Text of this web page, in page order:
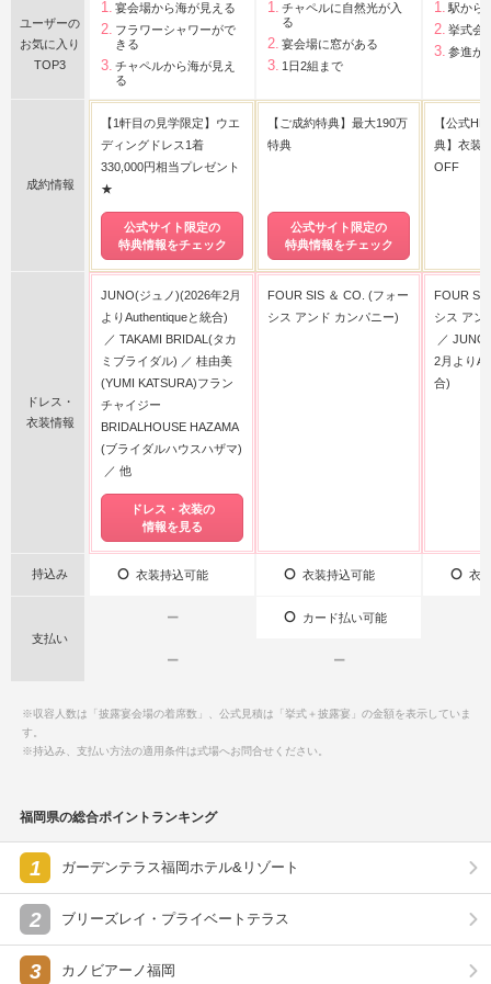
ユーザーの
お気に入り
TOP3
宴会場から海が見える
フラワーシャワーがで
きる
チャペルから海が見え
る
チャペルに自然光が入
る
宴会場に窓がある
1日2組まで
駅から
挙式会
参進が
成約情報
【1軒目の見学限定】ウエ
ディングドレス1着
330,000円相当プレゼント
★
公式サイト限定の
特典情報をチェック
【ご成約特典】最大190万
特典
公式サイト限定の
特典情報をチェック
【公式
典】衣装
OFF
ドレス・
衣装情報
JUNO(ジュノ)(2026年2月
よりAuthentiqueと統合)
TAKAMI BRIDAL(タカ
ミブライダル)
桂由美
(YUMI KATSURA)フラン
チャイジー
BRIDALHOUSE HAZAMA
(ブライダルハウスハザマ)
他
ドレス・衣装の
情報を見る
FOUR SIS ＆ CO. (フォー
シス アンド カンパニー)
FOUR
シス アン
2月より
合)
持込み 衣装持込可能 衣装持込可能 衣
支払い
ー カード払い可能
ー ー
※収容人数は「披露宴会場の着席数」、公式見積は「挙式＋披露宴」の金額を表示していま
す。
※持込み、支払い方法の適用条件は式場へお問合せください。
福岡県の総合ポイントランキング
1 ガーデンテラス福岡ホテル&リゾート
2 ブリーズレイ・プライベートテラス
3 カノビアーノ福岡